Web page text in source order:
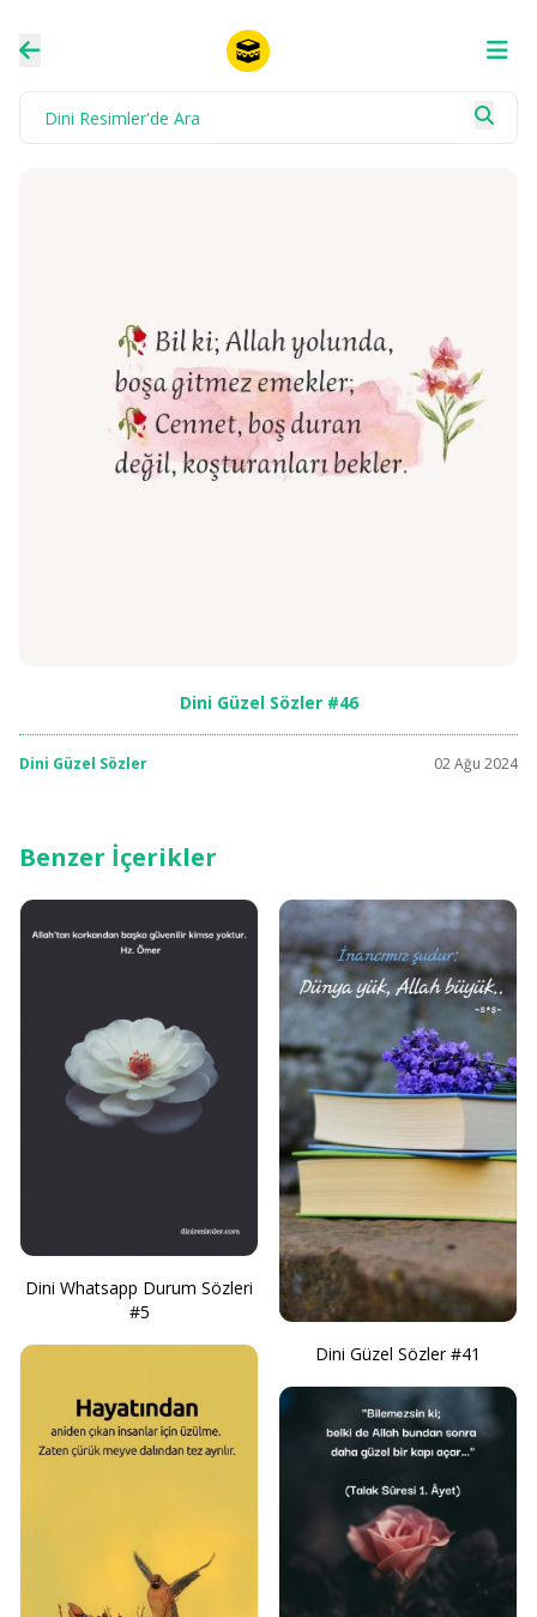
Dini Güzel Sözler #46
Dini Güzel Sözler 02 Ağu 2024
Benzer İçerikler
Dini Whatsapp Durum Sözleri
#5
Dini Güzel Sözler #41